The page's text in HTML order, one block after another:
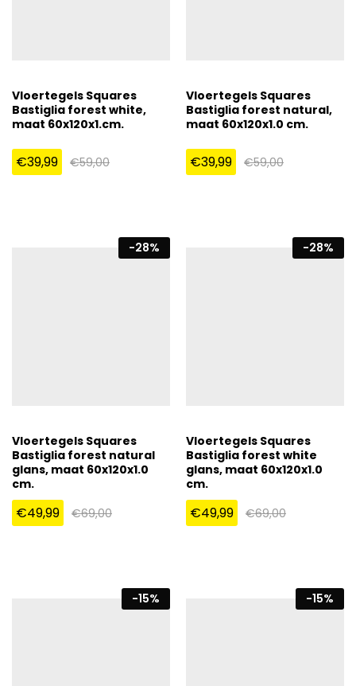
Vloertegels Squares
Bastiglia forest white,
maat 60x120x1.cm.
€39,99 €59,00
Vloertegels Squares
Bastiglia forest natural,
maat 60x120x1.0 cm.
€39,99 €59,00
-28%
Vloertegels Squares
Bastiglia forest natural
glans, maat 60x120x1.0
cm.
€49,99 €69,00
-28%
Vloertegels Squares
Bastiglia forest white
glans, maat 60x120x1.0
cm.
€49,99 €69,00
-15% -15%